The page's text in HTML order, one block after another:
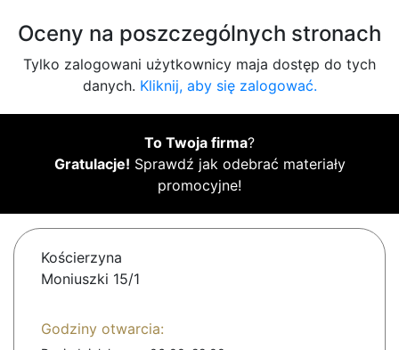
Oceny na poszczególnych stronach
Tylko zalogowani użytkownicy maja dostęp do tych
danych. Kliknij, aby się zalogować.
To Twoja firma?
Gratulacje! Sprawdź jak odebrać materiały
promocyjne!
Kościerzyna
Moniuszki 15/1
Godziny otwarcia: